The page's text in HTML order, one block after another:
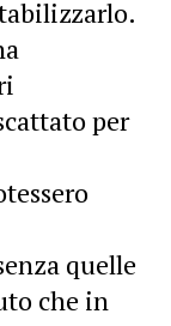
per
quelle
che in